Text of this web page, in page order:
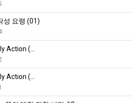
성 요령 (01)
Action (…
Action (…